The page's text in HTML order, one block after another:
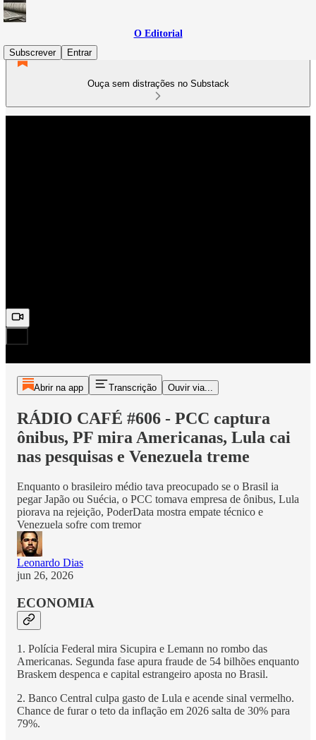
O Editorial
Subscrever
Entrar
Ouça sem distrações no Substack
Abrir na app Transcrição Ouvir via...
RÁDIO CAFÉ #606 - PCC captura
ônibus, PF mira Americanas, Lula cai
nas pesquisas e Venezuela treme
Enquanto o brasileiro médio tava preocupado se o Brasil ia
pegar Japão ou Suécia, o PCC tomava empresa de ônibus, Lula
piorava na rejeição, PoderData mostra empate técnico e
Venezuela sofre com tremor
Leonardo Dias
jun 26, 2026
ECONOMIA
1. Polícia Federal mira Sicupira e Lemann no rombo das
Americanas. Segunda fase apura fraude de 54 bilhões enquanto
Braskem despenca e capital estrangeiro aposta no Brasil.
2. Banco Central culpa gasto de Lula e acende sinal vermelho.
Chance de furar o teto da inflação em 2026 salta de 30% para
79%.